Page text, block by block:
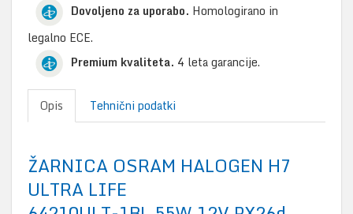
Dovoljeno za uporabo. Homologirano in
legalno ECE.
Premium kvaliteta. 4 leta garancije.
Opis Tehnični podatki
ŽARNICA OSRAM HALOGEN H7
ULTRA LIFE